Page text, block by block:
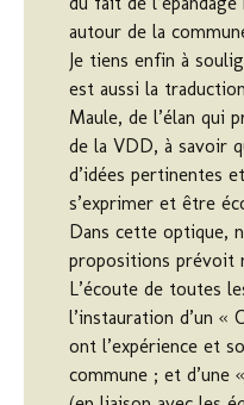
autour de la
Je tiens enfin à
est aussi la
Maule, de l’élan qui
de la VDD, à savoir
d’idées pertinentes
s’exprimer et être
Dans cette optique,
propositions prévoit
L’écoute de toutes
l’instauration d’un «
ont l’expérience et
commune ; et d’une